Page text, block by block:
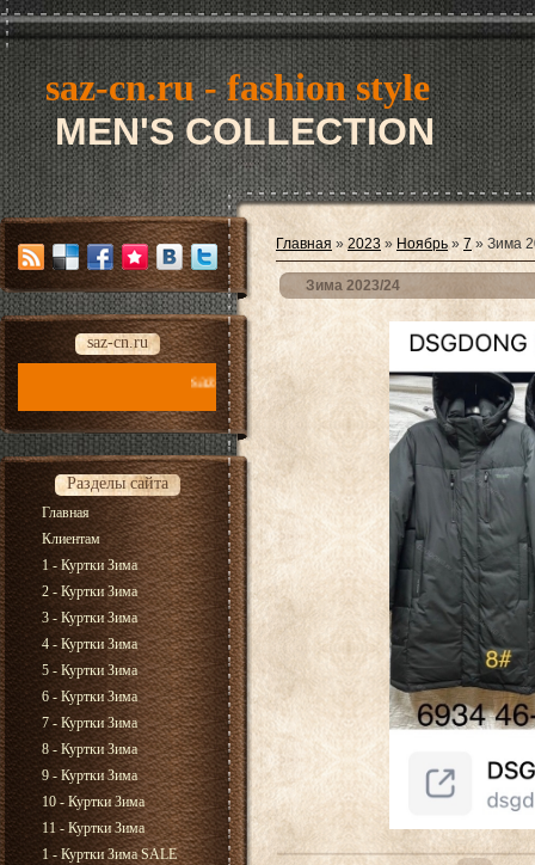
saz-cn.ru - fashion style
MEN'S COLLECTION
saz-cn.ru
saz-cn.ru - fashion style new collection 2026
Разделы сайта
Главная
Клиентам
1 - Куртки Зима
2 - Куртки Зима
3 - Куртки Зима
4 - Куртки Зима
5 - Куртки Зима
6 - Куртки Зима
7 - Куртки Зима
8 - Куртки Зима
9 - Куртки Зима
10 - Куртки Зима
11 - Куртки Зима
1 - Куртки Зима SALE
Главная » 2023 » Ноябрь » 7» Зима
Зима 2023/24